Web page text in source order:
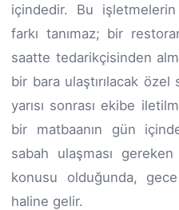
içindedir. Bu
farkı tanımaz; bir
saatte tedarikçisinden
bir bara ulaştırılacak
yarısı sonrası ekibe
bir matbaanın gün
sabah ulaşması
konusu olduğunda,
haline gelir.